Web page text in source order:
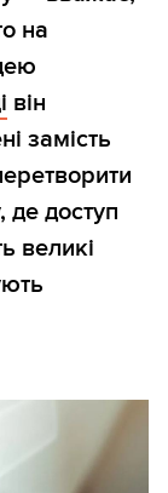
на
він
замість
де доступ
великі